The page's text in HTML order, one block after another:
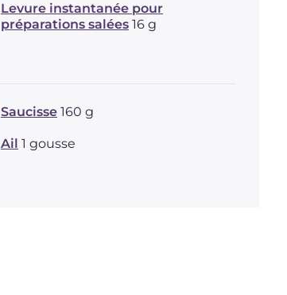
Levure instantanée pour
préparations salées 16 g
Saucisse 160 g
Ail 1 gousse